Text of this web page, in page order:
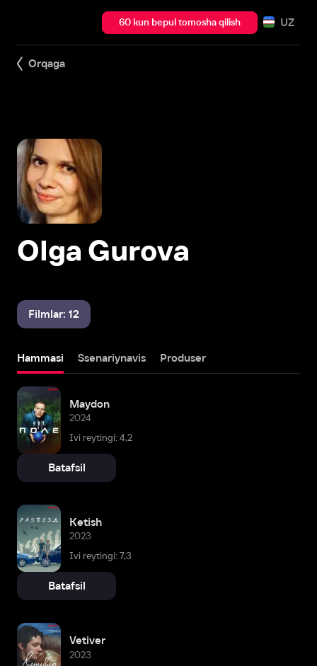
60 kun bepul tomosha qilish UZ
Orqaga
Olga Gurova
Filmlar: 12
Hammasi Ssenariynavis Produser
Maydon
2024
Ivi reytingi: 4,2
Batafsil
Ketish
2023
Ivi reytingi: 7,3
Batafsil
Vetiver
2023